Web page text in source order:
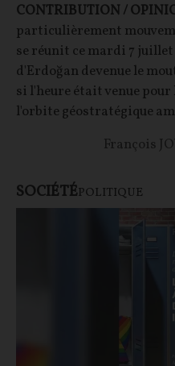
CONTRIBUTION /
particulièrement
se réunit ce mardi 7
d'Erdoğan devenue le
si l'heure était venue pour
l'orbite géostratégique
François
SOCIÉTÉPOLITIQUE